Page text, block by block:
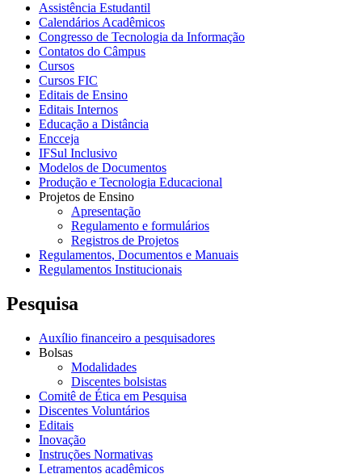
Assistência Estudantil
Calendários Acadêmicos
Congresso de Tecnologia da Informação
Contatos do Câmpus
Cursos
Cursos FIC
Editais de Ensino
Editais Internos
Educação a Distância
Encceja
IFSul Inclusivo
Modelos de Documentos
Produção e Tecnologia Educacional
Projetos de Ensino
Apresentação
Regulamento e formulários
Registros de Projetos
Regulamentos, Documentos e Manuais
Regulamentos Institucionais
Pesquisa
Auxílio financeiro a pesquisadores
Bolsas
Modalidades
Discentes bolsistas
Comitê de Ética em Pesquisa
Discentes Voluntários
Editais
Inovação
Instruções Normativas
Letramentos acadêmicos